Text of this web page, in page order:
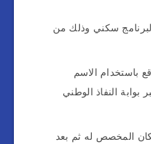
سكني وذلك من
باستخدام الاسم
النفاذ الوطني
المخصص له ثم بعد